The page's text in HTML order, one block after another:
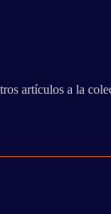
artículos a la